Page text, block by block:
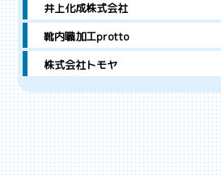
井上化成株式会社
靴内職加工protto
株式会社トモヤ